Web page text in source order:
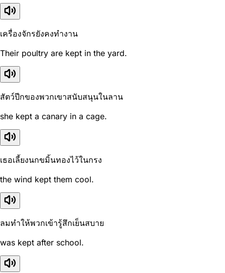
เครื่องจักรยังคงทำงาน
Their poultry are kept in the yard.
สัตว์ปีกของพวกเขาสนับสนุนในลาน
she kept a canary in a cage.
เธอเลี้ยงนกขมิ้นทองไว้ในกรง
the wind kept them cool.
ลมทำให้พวกเข้ารู้สึกเย็นสบาย
was kept after school.